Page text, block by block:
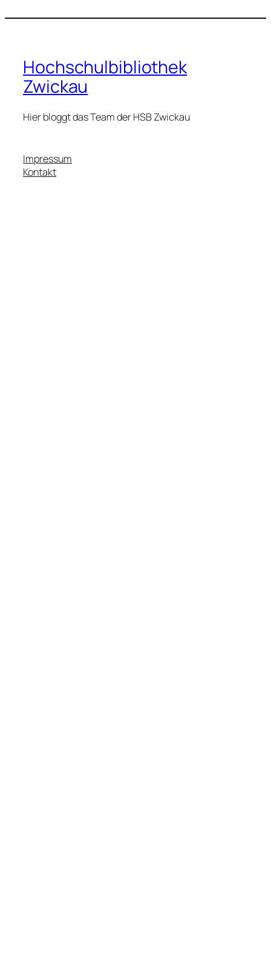
Hochschulbibliothek
Zwickau
Hier bloggt das Team der HSB Zwickau
Impressum
Kontakt